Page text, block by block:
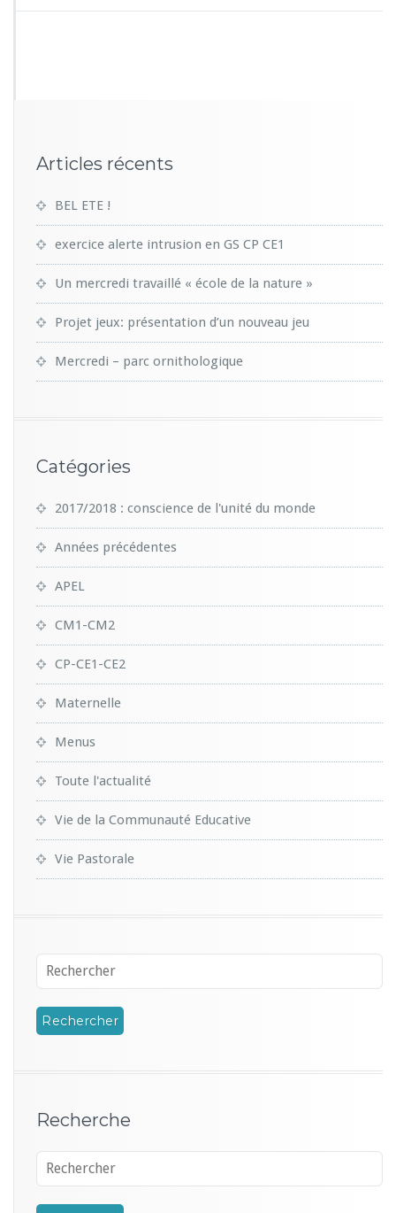
3
Articles récents
BEL ETE !
exercice alerte intrusion en GS CP CE1
Un mercredi travaillé « école de la nature »
Projet jeux: présentation d’un nouveau jeu
Mercredi – parc ornithologique
Catégories
2017/2018 : conscience de l'unité du monde
Années précédentes
APEL
CM1-CM2
CP-CE1-CE2
Maternelle
Menus
Toute l'actualité
Vie de la Communauté Educative
Vie Pastorale
Recherche